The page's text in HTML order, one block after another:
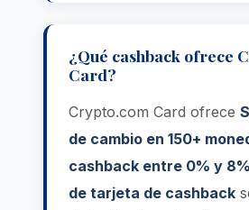
¿Qué cashback ofrece
Card?
Crypto.com Card ofrece
de cambio en 150+
cashback entre 0% y
de tarjeta de cashback